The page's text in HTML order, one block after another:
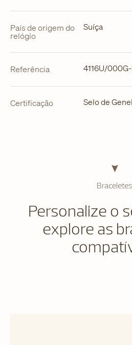
País de origem do
relógio
Suíça
Referência 4116U/
Certificação Selo de
Braceletes
Personalize o
explore as